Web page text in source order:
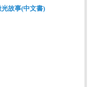
故事(中文書)